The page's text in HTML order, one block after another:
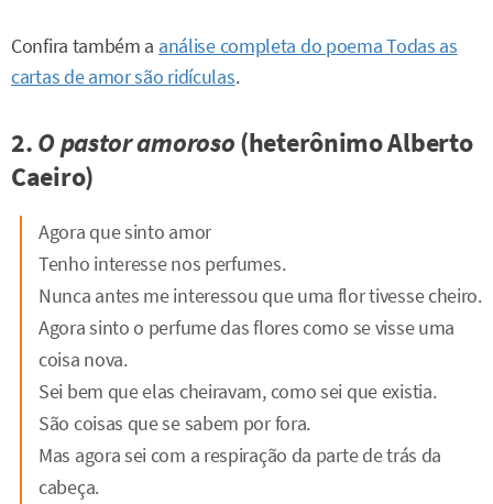
Confira também a análise completa do poema Todas as
cartas de amor são ridículas.
2.O pastor amoroso(heterônimo Alberto
Caeiro)
Agora que sinto amor
Tenho interesse nos perfumes.
Nunca antes me interessou que uma flor tivesse cheiro.
Agora sinto o perfume das flores como se visse uma
coisa nova.
Sei bem que elas cheiravam, como sei que existia.
São coisas que se sabem por fora.
Mas agora sei com a respiração da parte de trás da
cabeça.